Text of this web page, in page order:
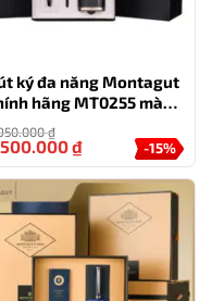
ký đa năng Montagut
hãng MT0255 màu
₫
-15%
₫